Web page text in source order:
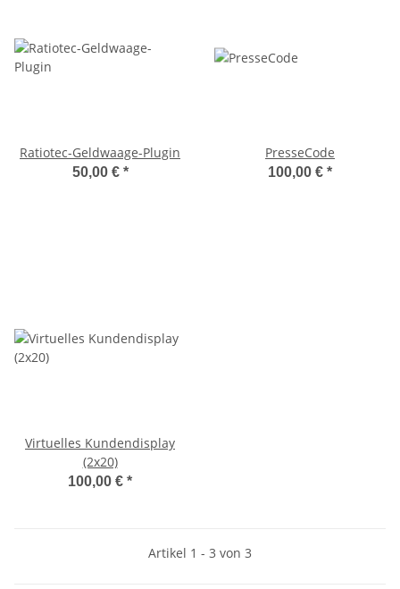
Ratiotec-Geldwaage-Plugin
50,00 € *
PresseCode
100,00 € *
Virtuelles Kundendisplay
(2x20)
100,00 € *
Artikel 1 - 3 von 3